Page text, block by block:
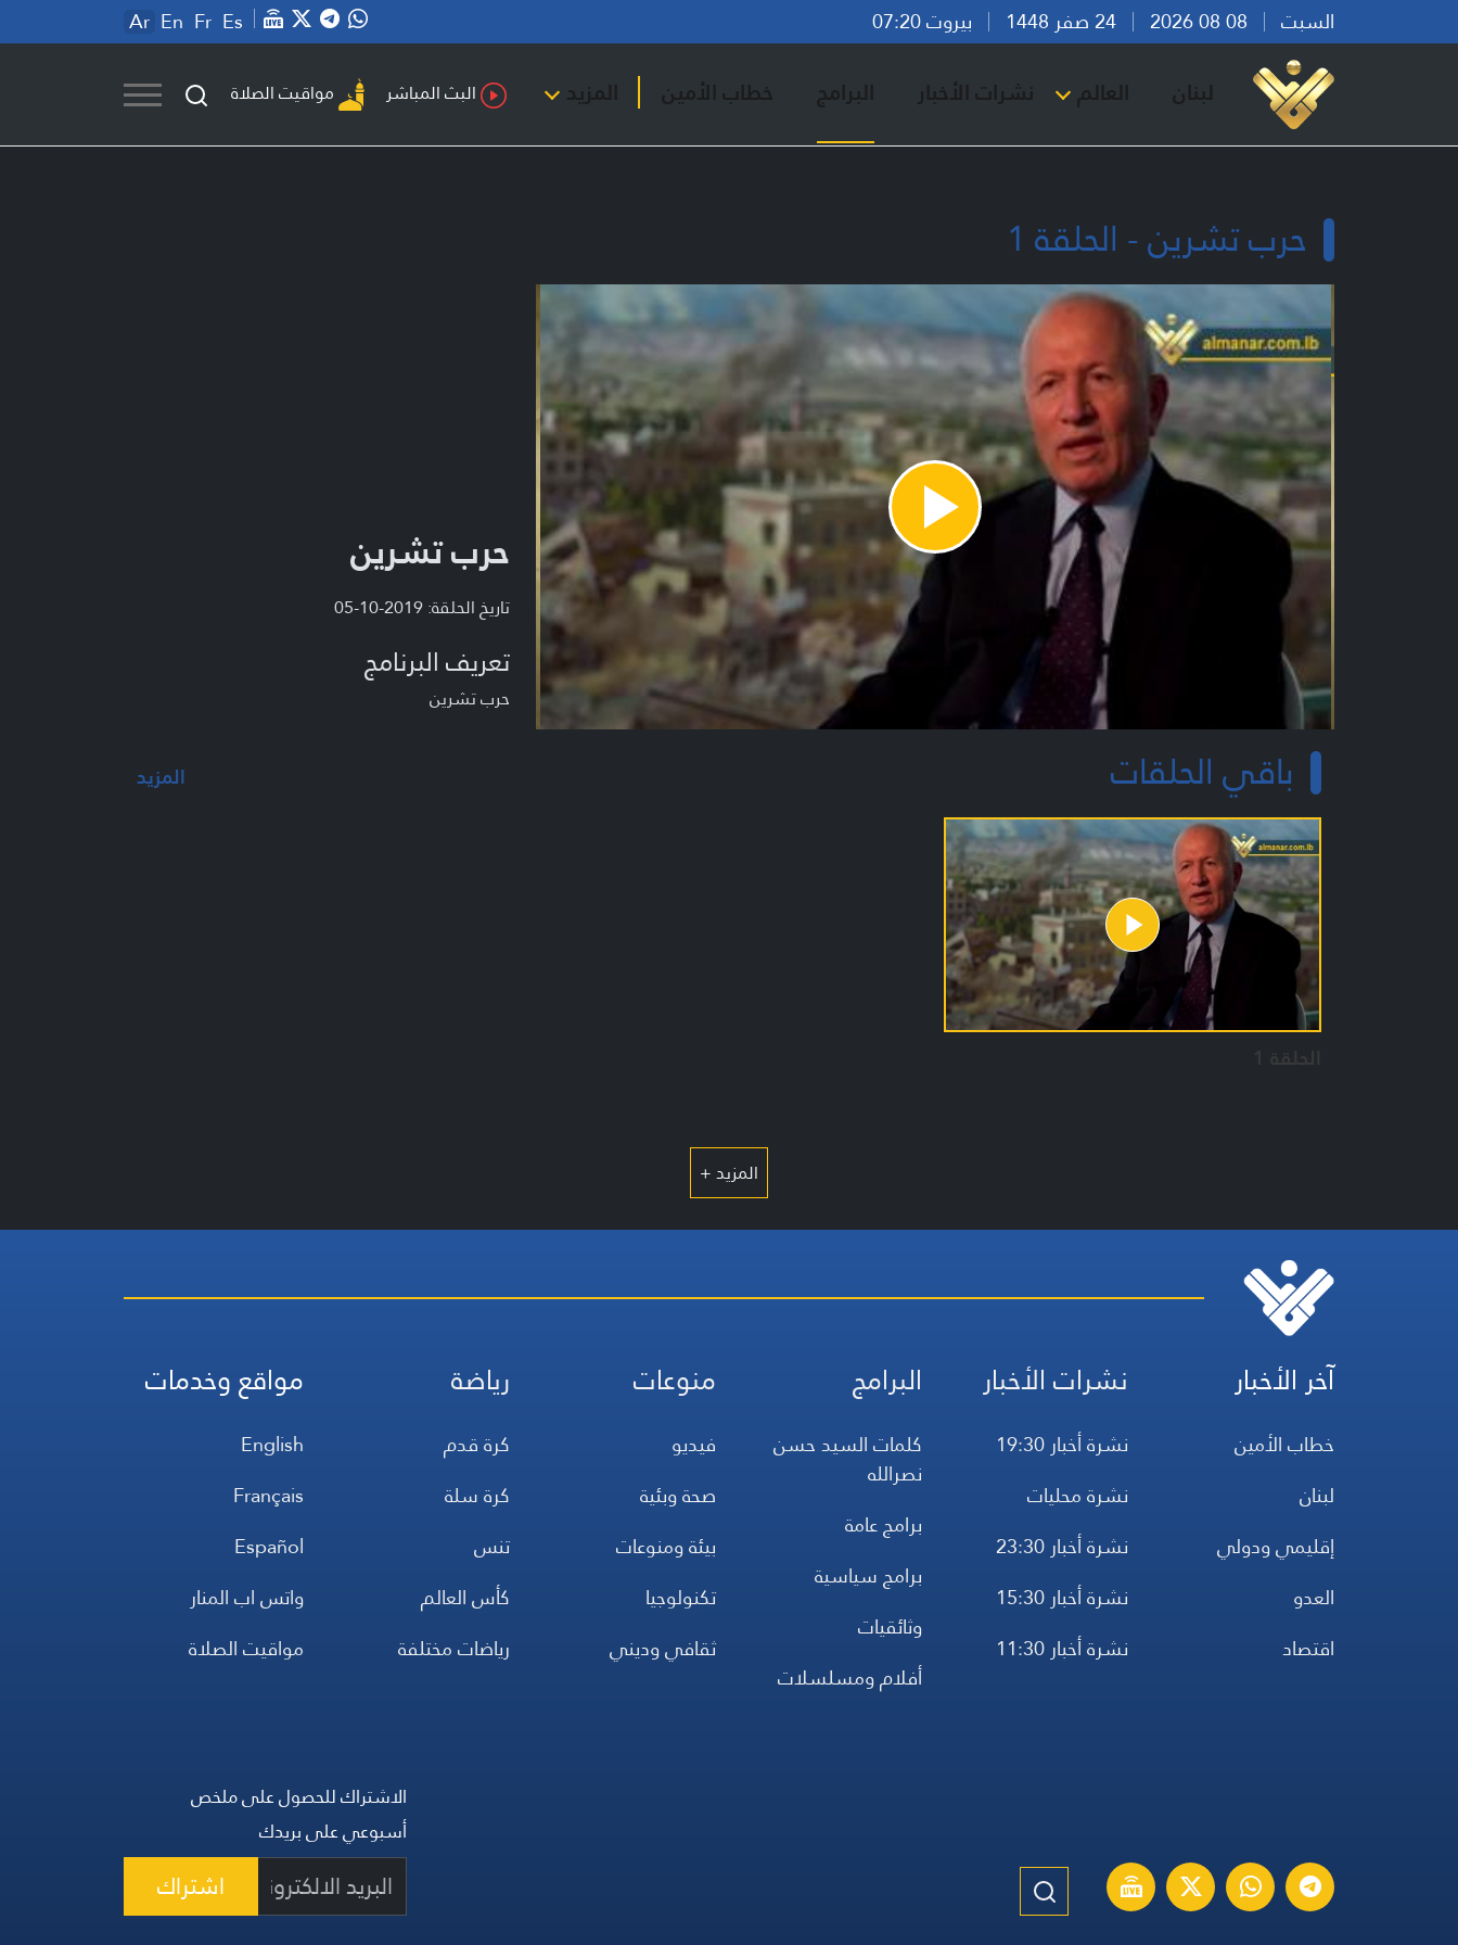
السبت بيروت 07:20 Ar En Fr Es
لبنان العالم نشرات الأخبار البرامج خطاب الأمين المزيد البث المباشر مواقيت الصلاة
حرب تشرين - الحلقة 1
Play
Video
حرب تشرين
تاريخ الحلقة: 2019-10-05
تعريف البرنامج
حرب تشرين
باقي الحلقات المزيد
الحلقة 1
المزيد +
آخر الأخبار
خطاب الأمين
لبنان
إقليمي ودولي
العدو
اقتصاد
نشرات الأخبار
نشرة أخبار 19:30
نشرة محليات
نشرة أخبار 23:30
نشرة أخبار 15:30
نشرة أخبار 11:30
البرامج
كلمات السيد حسن
نصرالله
برامج عامة
برامج سياسية
وثائقيات
أفلام ومسلسلات
منوعات
فيديو
صحة وبئية
بيئة ومنوعات
تكنولوجيا
ثقافي وديني
رياضة
كرة قدم
كرة سلة
تنس
كأس العالم
رياضات مختلفة
مواقع وخدمات
English
Français
Español
واتس اب المنار
مواقيت الصلاة
الاشتراك للحصول على ملخص
أسبوعي على بريدك
اشتراك